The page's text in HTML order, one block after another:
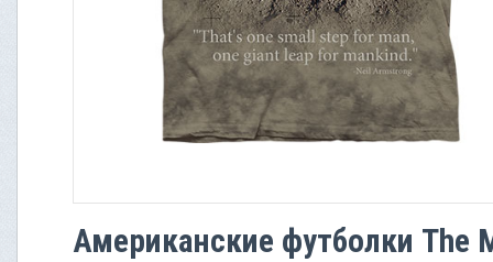
Американские футболки The